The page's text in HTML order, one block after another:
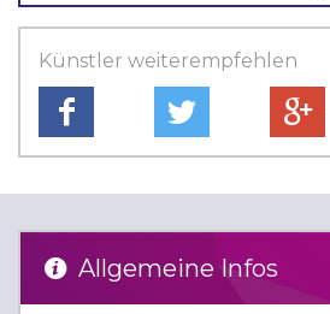
Künstler weiterempfehlen
Allgemeine Infos